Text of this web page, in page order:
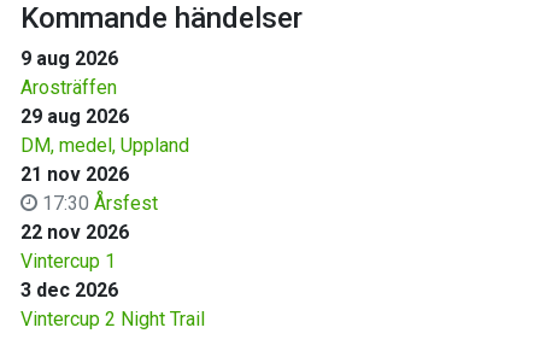
Kommande händelser
9 aug 2026
Arosträffen
29 aug 2026
DM, medel, Uppland
21 nov 2026
17:30 Årsfest
22 nov 2026
Vintercup 1
3 dec 2026
Vintercup 2 Night Trail